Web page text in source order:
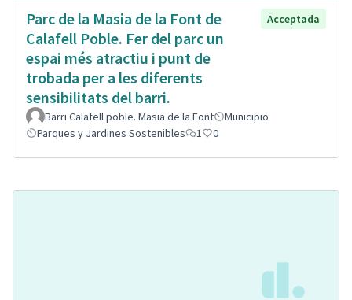
Parc de la Masia de la Font de
Calafell Poble. Fer del parc un
espai més atractiu i punt de
trobada per a les diferents
sensibilitats del barri.
Acceptada
Barri Calafell poble. Masia de la Font
Municipio
Parques y Jardines Sostenibles
1 0